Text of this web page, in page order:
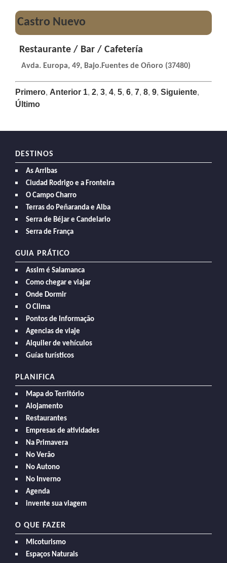
Castro Nuevo
Restaurante / Bar / Cafetería
Avda. Europa, 49, Bajo.Fuentes de Oñoro (37480)
Primero, Anterior 1, 2, 3, 4, 5, 6, 7, 8, 9, Siguiente,
Último
DESTINOS
As Arribas
Ciudad Rodrigo e a Fronteira
O Campo Charro
Terras do Peñaranda e Alba
Serra de Béjar e Candelario
Serra de França
GUIA PRÁTICO
Assim é Salamanca
Como chegar e viajar
Onde Dormir
O Clima
Pontos de Informação
Agencias de viaje
Alquiler de vehículos
Guías turísticos
PLANIFICA
Mapa do Território
Alojamento
Restaurantes
Empresas de atividades
Na Primavera
No Verão
No Autono
No Inverno
Agenda
invente sua viagem
O QUE FAZER
Micoturismo
Espaços Naturais